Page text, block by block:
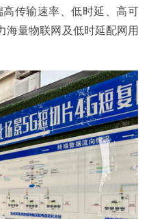
传输速率、低时延、高可
海量物联网及低时延配网用